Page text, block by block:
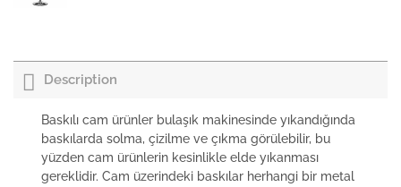
Description
Baskılı cam ürünler bulaşık makinesinde yıkandığında
baskılarda solma, çizilme ve çıkma görülebilir, bu
yüzden cam ürünlerin kesinlikle elde yıkanması
gereklidir. Cam üzerindeki baskılar herhangi bir metal